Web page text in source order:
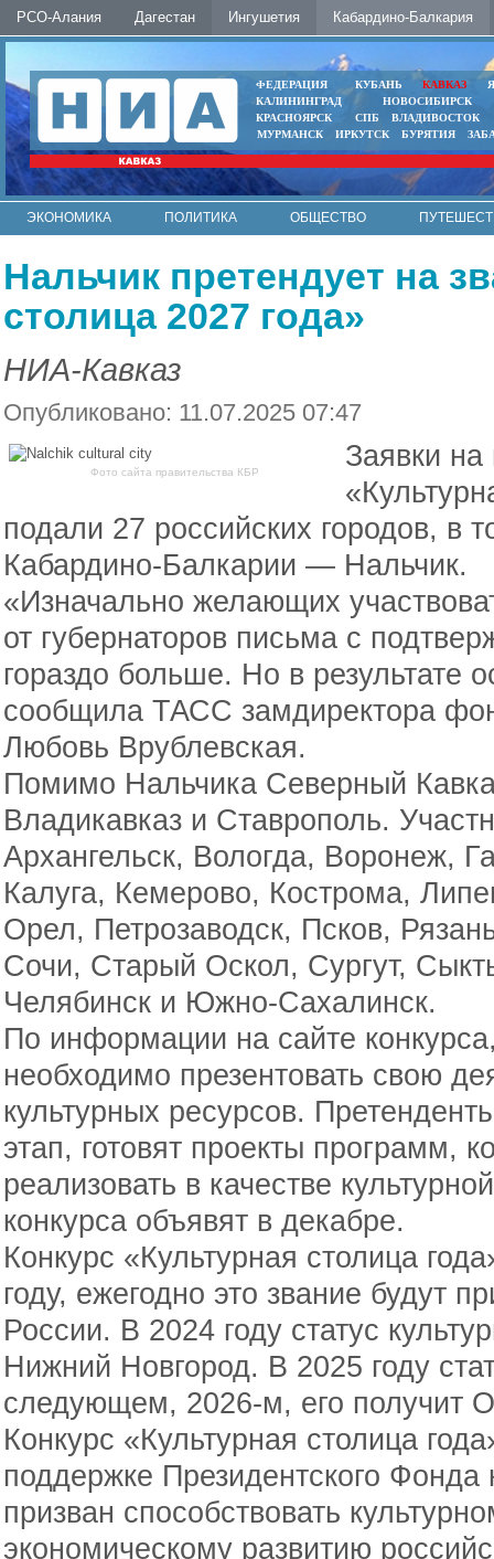
РСО-Алания Дагестан Ингушетия Кабардино-Балкария
ФЕДЕРАЦИЯ КУБАНЬ КАВКАЗ
КАЛИНИНГРАД
НОВОСИБИРСК
КРАСНОЯРСК
СПБ
ВЛАДИВОСТОК
МУРМАНСК
ИРКУТСК БУРЯТИЯ
ЭКОНОМИКА ПОЛИТИКА ОБЩЕСТВО
Нальчик претендует на
столица 2027 года»
НИА-Кавказ
Опубликовано: 11.07.2025 07:47
Фото сайта правительства КБР
Заявки на
подали 27 российских городов, в
Кабардино-Балкарии — Нальчик.
«Изначально желающих
от губернаторов письма с
гораздо больше. Но в результате
сообщила ТАСС замдиректора
Любовь Врублевская.
Помимо Нальчика Северный
Владикавказ и Ставрополь.
Архангельск, Вологда, Воронеж,
Калуга, Кемерово, Кострома,
Орел, Петрозаводск, Псков,
Сочи, Старый Оскол, Сургут,
Челябинск и Южно-Сахалинск.
По информации на сайте
необходимо презентовать свою
культурных ресурсов.
этап, готовят проекты программ,
реализовать в качестве
конкурса объявят в декабре.
Конкурс «Культурная столица
году, ежегодно это звание будут
России. В 2024 году статус
Нижний Новгород. В 2025 году
следующем, 2026-м, его получит
Конкурс «Культурная столица
поддержке Президентского Фонда
призван способствовать
экономическому развитию